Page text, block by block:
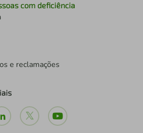
com deficiência
e reclamações